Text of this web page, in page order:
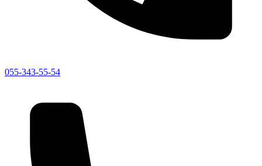
055-343-55-54